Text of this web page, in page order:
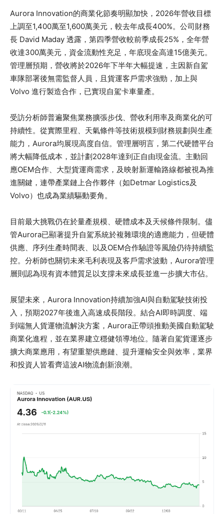
Aurora Innovation的商業化節奏明顯加快，2026年營收目標
上調至1,400萬至1,600萬美元，較去年成長400%。公司財務
長 David Maday 透露，第四季營收較前季成長25%，全年營
收達300萬美元，資金流動性充足，年底現金高達15億美元。
管理層預期，營收將於2026年下半年大幅提速，主因新自駕
車隊部署後無需監督人員，且貨運客戶需求強勁，加上與
Volvo 進行製造合作，已實現自駕卡車量產。
受訪分析師普遍聚焦業務擴張步伐、營收利用率及商業化的可
持續性。從實際里程、天氣條件等技術規模到財務規劃與生產
能力，Aurora均展現高度自信。管理層明言，第二代硬體平台
將大幅降低成本，並計劃2028年達到正自由現金流。主動回
應OEM合作、大型貨運商需求，及映射新運輸路線都被視為推
進關鍵，連帶產業鏈上合作夥伴（如Detmar Logistics及
Volvo）也成為業績驅動要角。
目前最大挑戰仍在於量產規模、硬體成本及天候條件限制。儘
管Aurora已顯著提升自駕系統於複雜環境的適應能力，但硬體
供應、序列生產時間表、以及OEM合作驗證等風險仍待持續監
控。分析師也關切未來毛利表現及客戶需求波動，Aurora管理
層則認為現有資本體質足以支撐未來成長並進一步擴大市佔。
展望未來，Aurora Innovation持續加強AI與自動駕駛技術投
入，預期2027年後進入高速成長階段。結合AI即時調度、端
到端無人貨運物流解決方案，Aurora正帶頭推動美國自動駕駛
商業化進程，並在業界建立穩健領導地位。隨著自駕貨運逐步
擴大商業應用，有望重塑供應鏈、提升運輸安全與效率，業界
和投資人皆看齊這波AI物流創新浪潮。